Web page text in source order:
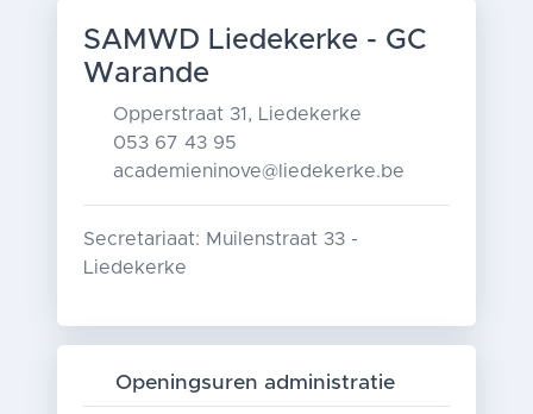
SAMWD Liedekerke - GC
Warande
Opperstraat 31, Liedekerke
053 67 43 95
academieninove@liedekerke.be
Secretariaat: Muilenstraat 33 -
Liedekerke
Openingsuren administratie